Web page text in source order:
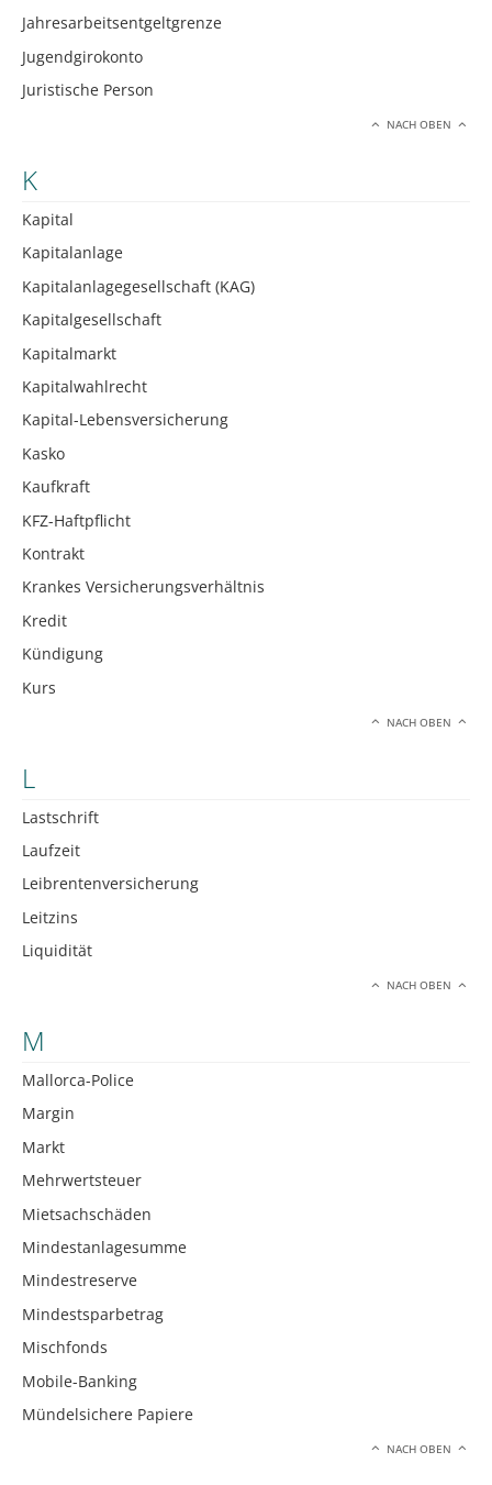
Jahresarbeitsentgeltgrenze
Jugendgirokonto
Juristische Person
NACH OBEN
K
Kapital
Kapitalanlage
Kapitalanlagegesellschaft (KAG)
Kapitalgesellschaft
Kapitalmarkt
Kapitalwahlrecht
Kapital-Lebensversicherung
Kasko
Kaufkraft
KFZ-Haftpflicht
Kontrakt
Krankes Versicherungsverhältnis
Kredit
Kündigung
Kurs
NACH OBEN
L
Lastschrift
Laufzeit
Leibrentenversicherung
Leitzins
Liquidität
NACH OBEN
M
Mallorca-Police
Margin
Markt
Mehrwertsteuer
Mietsachschäden
Mindestanlagesumme
Mindestreserve
Mindestsparbetrag
Mischfonds
Mobile-Banking
Mündelsichere Papiere
NACH OBEN